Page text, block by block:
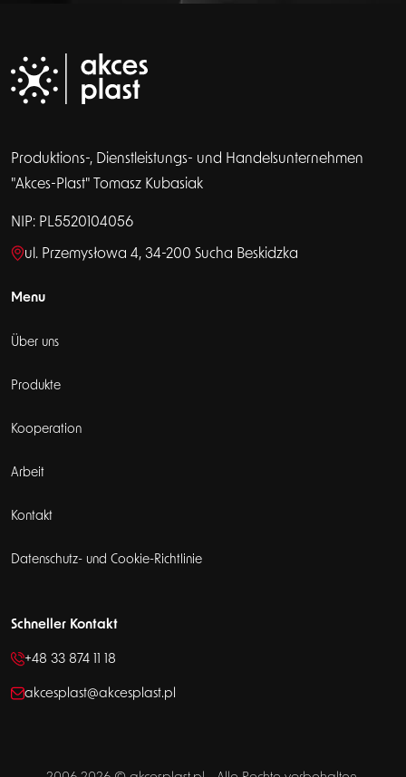
Produktions-, Dienstleistungs- und Handelsunternehmen
"Akces-Plast" Tomasz Kubasiak
NIP: PL5520104056
ul. Przemysłowa 4, 34-200 Sucha Beskidzka
Menu
Über uns
Produkte
Kooperation
Arbeit
Kontakt
Datenschutz- und Cookie-Richtlinie
Schneller Kontakt
+48 33 874 11 18
akcesplast@akcesplast.pl